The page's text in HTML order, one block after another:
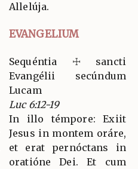
Allelúja.
EVANGELIUM
Sequéntia ☩ sancti
Evangélii secúndum
Lucam
Luc 6:12-19
In illo témpore: Exiit
Jesus in montem oráre,
et erat pernóctans in
oratióne Dei. Et cum